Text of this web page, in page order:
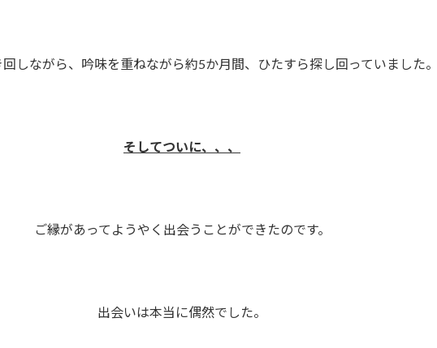
しながら、吟味を重ねながら約5か月間、ひたすら探し回っていました。
そしてついに、、、
ご縁があってようやく出会うことができたのです。
出会いは本当に偶然でした。